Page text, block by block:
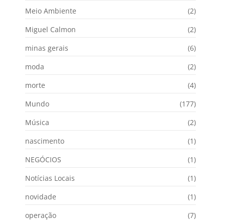
Meio Ambiente
(2)
Miguel Calmon
(2)
minas gerais
(6)
moda
(2)
morte
(4)
Mundo
(177)
Música
(2)
nascimento
(1)
NEGÓCIOS
(1)
Notícias Locais
(1)
novidade
(1)
operação
(7)